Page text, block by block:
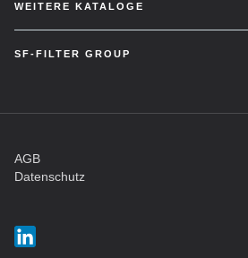
WEITERE KATALOGE
SF-FILTER GROUP
AGB
Datenschutz